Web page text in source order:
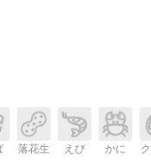
落花生 えび かに